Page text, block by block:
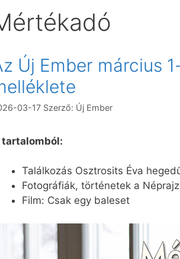
Új Ember március
03-17 Szerző: Új Ember
tartalomból:
Találkozás Osztrosits Éva
Fotográfiák, történetek a
Film: Csak egy baleset